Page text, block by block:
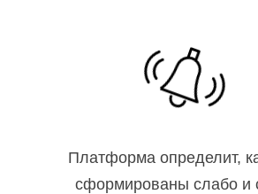
Платформа определит,
сформированы слабо и